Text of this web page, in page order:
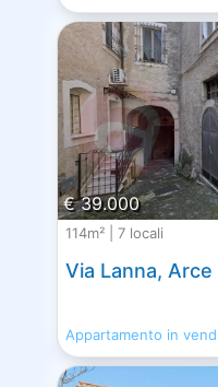
€ 39.000
114m² | 7 locali
Via Lanna, Arce
Appartamento in